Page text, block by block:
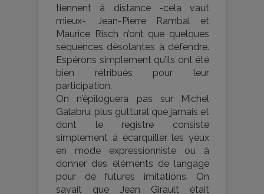
tiennent à distance -cela vaut
mieux-, Jean-Pierre Rambal et
Maurice Risch n’ont que quelques
séquences désolantes à défendre.
Espérons simplement qu’ils ont été
bien rétribués pour leur
participation.
On n’épiloguera pas sur Michel
Galabru, plus guttural que jamais et
dont le registre consiste
simplement à écarquiller les yeux
en mode expressionniste ou à
donner des éléments de langage
pour de futures imitations. On
savait que Jean Girault était